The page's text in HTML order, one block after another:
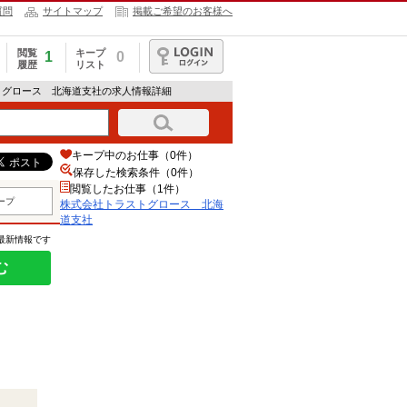
問 サイトマップ 掲載ご希望のお客様へ
閲覧
履歴
1
キープ
リスト
0
ログイン
グロース 北海道支社の求人情報詳細
プ
新情報です
キープ中のお仕事（0件）
保存した検索条件（0件）
閲覧したお仕事（1件）
株式会社トラストグロース 北海
道支社